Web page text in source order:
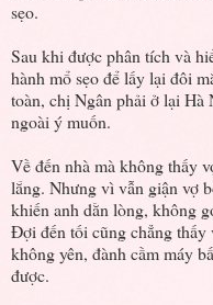
sẹo.
Sau khi được phân tích và
hành mổ sẹo để lấy lại đôi
toàn, chị Ngân phải ở lại Hà
ngoài ý muốn.
Về đến nhà mà không thấy
lắng. Nhưng vì vẫn giận vợ
khiến anh dằn lòng, không
Đợi đến tối cũng chẳng thấy
không yên, đành cầm máy
được.